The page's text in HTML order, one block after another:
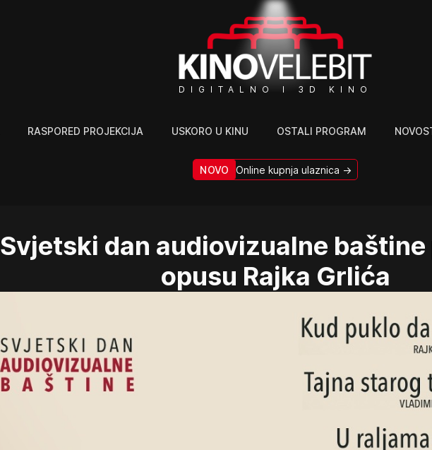
DIGITALNO I 3D KINO
RASPORED PROJEKCIJA USKORO U KINU OSTALI PROGRAM
NOVO Online kupnja ulaznica →
Svjetski dan audiovizualne baštine
opusu Rajka Grlića